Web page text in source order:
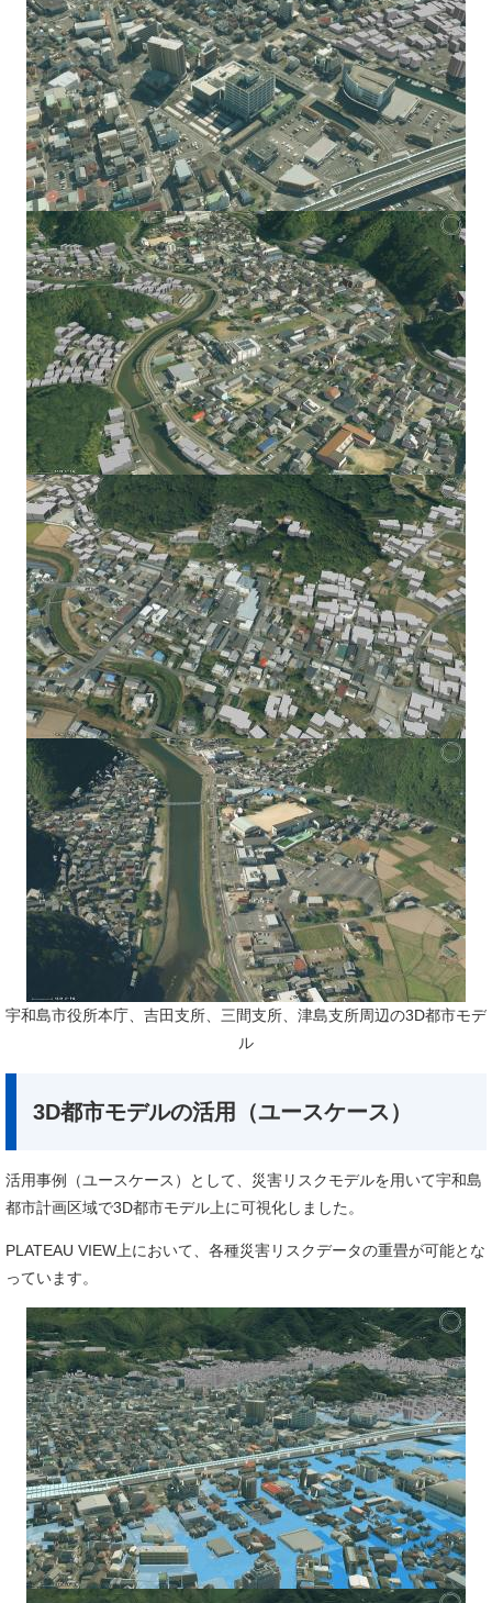
​宇和島市役所本庁、吉田支所、三間支所、津島支所周辺の3D都市モデ
ル
3D都市モデルの活用（ユースケース）
​​活用事例（ユースケース）として、災害リスクモデルを用いて宇和島
都市計画区域で3D都市モデル上に可視化しました。
PLATEAU VIEW上において、各種災害リスクデータの重畳が可能とな
っています。